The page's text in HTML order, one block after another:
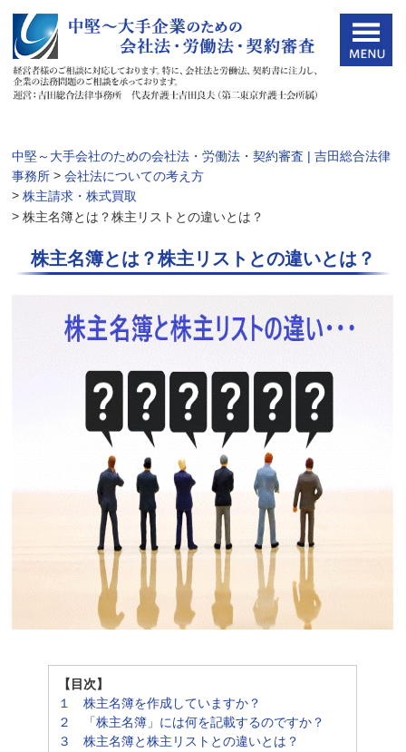
中堅～大手会社のための会社法・労働法・契約審査 | 吉田総合法律
事務所 >会社法についての考え方
>株主請求・株式買取
>株主名簿とは？株主リストとの違いとは？
株主名簿とは？株主リストとの違いとは？
【目次】
１ 株主名簿を作成していますか？
２ 「株主名簿」には何を記載するのですか？
３ 株主名簿と株主リストとの違いとは？